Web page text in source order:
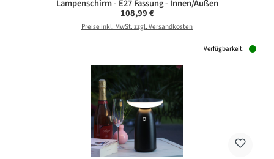
Lampenschirm - E27 Fassung - Innen/Außen
Regulärer Preis:
108,99 €
Preise inkl. MwSt. zzgl. Versandkosten
Verfügbarkeit: